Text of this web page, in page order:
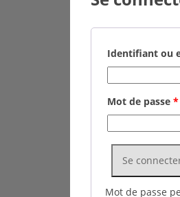
Identifiant ou
Mot de passe *
Se
Mot de passe